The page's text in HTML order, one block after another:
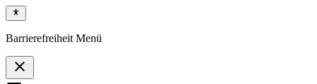
Barrierefreiheit Menü
close
Toggle